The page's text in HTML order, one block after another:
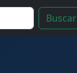
Buscar